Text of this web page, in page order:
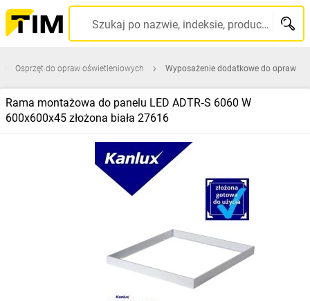
Szukaj po nazwie, indeksie, producencie, kodzie kreskowym...
Osprzęt do opraw oświetleniowych Wyposażenie dodatkowe do opraw
Rama montażowa do panelu LED ADTR‑S 6060 W
600x600x45 złożona biała 27616